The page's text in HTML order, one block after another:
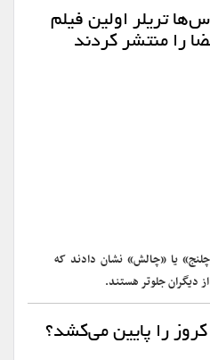
تریلر اولین فیلم
را منتشر کردند
یا «چالش» نشان دادند که
دیگران جلوتر هستند.
کروز را پایین می‌کشد؟